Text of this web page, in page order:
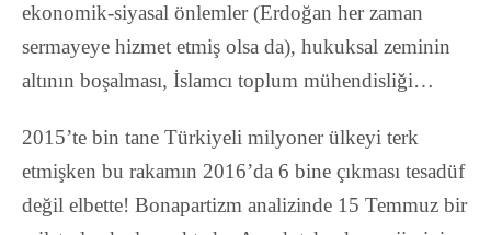
ekonomik-siyasal önlemler (Erdoğan her zaman
sermayeye hizmet etmiş olsa da), hukuksal zeminin
altının boşalması, İslamcı toplum mühendisliği…
2015’te bin tane Türkiyeli milyoner ülkeyi terk
etmişken bu rakamın 2016’da 6 bine çıkması tesadüf
değil elbette! Bonapartizm analizinde 15 Temmuz bir